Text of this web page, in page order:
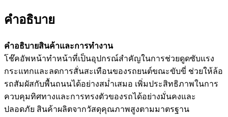
คำอธิบาย
คำอธิบายสินค้าและการทำงาน
โช๊คอัพหน้าทำหน้าที่เป็นอุปกรณ์สำคัญในการช่วยดูดซับแรง
กระแทกและลดการสั่นสะเทือนของรถยนต์ขณะขับขี่ ช่วยให้ล้อ
รถสัมผัสกับพื้นถนนได้อย่างสม่ำเสมอ เพิ่มประสิทธิภาพในการ
ควบคุมทิศทางและการทรงตัวของรถได้อย่างมั่นคงและ
ปลอดภัย สินค้าผลิตจากวัสดุคุณภาพสูงตามมาตรฐาน